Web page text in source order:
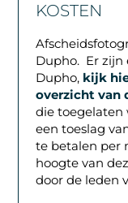
KOSTEN
Dupho. Er zijn
Dupho, kijk
overzicht van
die toegelaten
een toeslag
te betalen per
hoogte van
door de leden